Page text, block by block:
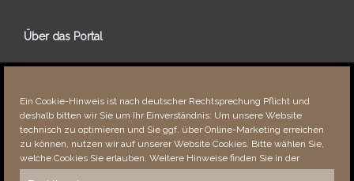
Ein Cookie-Hinweis ist nach deutscher Rechtsprechung Pflicht und
deshalb bitten wir Sie um Ihr Einverständnis: Um unsere Website
technisch zu optimieren und Sie ggf. über Online-Marketing erreichen
zu können, nutzen wir auf unserer Website Cookies. Bitte wählen Sie,
welche Cookies Sie erlauben. Weitere Hinweise finden Sie in der
Über das Portal
Über dieses Portal
Fehler bemerkt?